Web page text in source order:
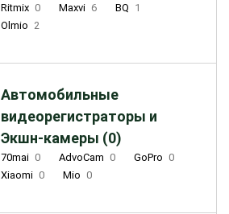
Ritmix 0 Maxvi 6 BQ 1
Olmio 2
Автомобильные
видеорегистраторы и
Экшн-камеры (0)
70mai 0 AdvoCam 0 GoPro 0
Xiaomi 0 Mio 0